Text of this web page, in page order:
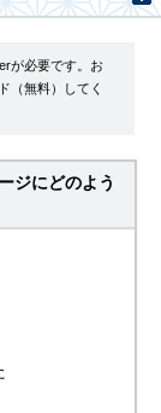
が必要です。お
（無料）してく
ジにどのよう